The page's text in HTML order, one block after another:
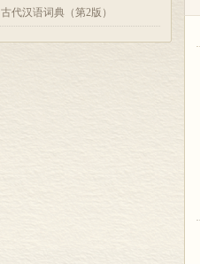
古代汉语词典（第2版）